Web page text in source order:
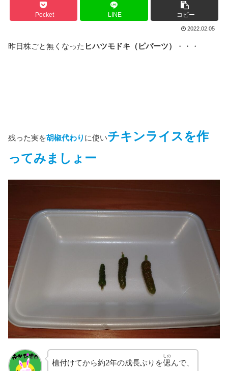
Pocket LINE コピー
2022.02.05
昨日株ごと無くなった ヒハツモドキ（ピパーツ） ・・・
残った実を胡椒代わり に使いチキンライスを作
ってみましょー
植付けてから約2年の成長ぶりを偲
しの
んで、